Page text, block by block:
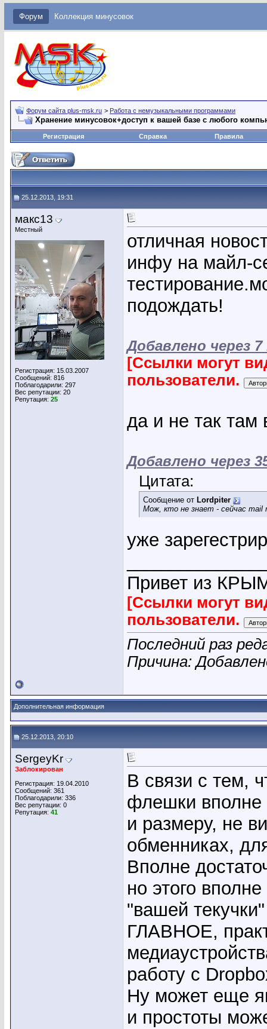
Форум Коллекция минусовок
Форум сайта plus-msk.ru > Работа с немузыкальными программами
Хранение минусовок+доступ к вашей базе с любого
Регистрация Справка Правила
25.12.2013, 19:31
макс13
Местный
Регистрация: 15.03.2007
Сообщений: 816
Поблагодарили: 297
Вес репутации: 20
Репутация: 25
отличная
инфу на майл-
подождать!
Добавлено через
[Ссылки могут
пользователи.
да и не так там
Добавлено через
Цитата:
Сообщение от Lordpiter
Мож, кто не знает - сейчас mail
уже
Привет из
[Ссылки могут
пользователи.
Последний раз
Причина:
Дополнительная информация
25.12.2013, 20:10
SergeyKr
Заблокирован
Регистрация: 19.04.2010
Сообщений: 361
Поблагодарили: 336
Вес репутации: 0
Репутация: 41
В связи с тем,
флешки вполне
и размеру, не
обменниках,
Вполне
но этого
"вашей текучки"
ГЛАВНОЕ,
работу с
Ну может еще
и простоты